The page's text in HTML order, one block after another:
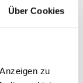
Über Cookies
zu
die
sich einen
bitten darum
jetztigen